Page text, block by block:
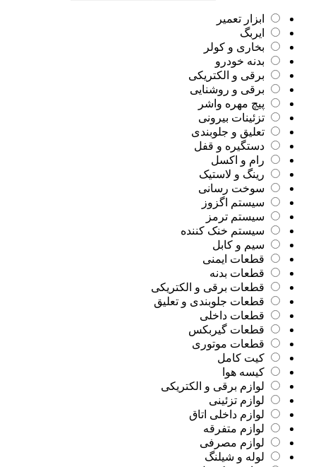
ابزار تعمیر
ایربگ
بخاری و کولر
بدنه خودرو
برقی و الکتریکی
برقی و روشنایی
پیچ مهره واشر
تزئینات بیرونی
تعلیق و جلوبندی
دستگیره و قفل
رام و اکسل
رینگ و لاستیک
سوخت رسانی
سیستم اگزوز
سیستم ترمز
سیستم خنک کننده
سیم و کابل
قطعات ایمنی
قطعات بدنه
قطعات برقی و الکتریکی
قطعات جلوبندی و تعلیق
قطعات داخلی
قطعات گیربکس
قطعات موتوری
کیت کامل
کیسه هوا
لوازم برقی و الکتریکی
لوازم تزئینی
لوازم داخلی اتاق
لوازم متفرقه
لوازم مصرفی
لوله و شیلنگ